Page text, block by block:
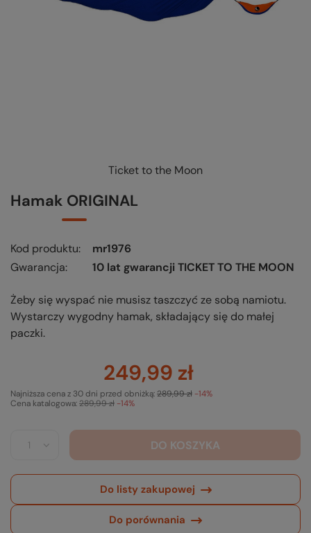
KUP-SPRAWDŹ-WYMIEŃ-czytaj więcej
Ticket to the Moon
Hamak ORIGINAL
Kod produktu
mr1976
Gwarancja
10 lat gwarancji TICKET TO THE MOON
Żeby się wyspać nie musisz taszczyć ze sobą namiotu.
Wystarczy wygodny hamak, składający się do małej
paczki.
249,99 zł
Cena katalogowa:289,99 zł -14%
Najniższa cena z 30 dni przed obniżką:289,99 zł -14%
DO KOSZYKA
Do listy zakupowej
Do porównania